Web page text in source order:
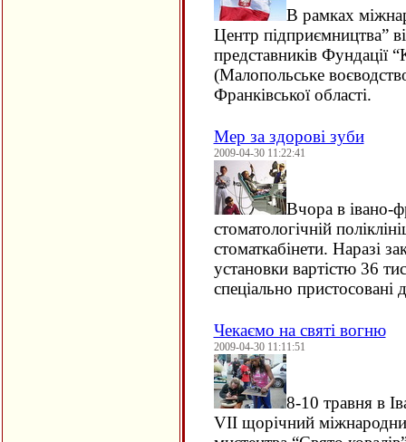
В рамках
Центр підприємництва”
представників Фундації
(Малопольське
Франківської області.
Мер за здорові зуби
2009-04-30 11:22:41
Вчора в івано-
стоматологічній
стоматкабінети. Наразі
установки вартістю 36
спеціально пристосовані
Чекаємо на святі вогню
2009-04-30 11:11:51
8-10 травня в
VIIщорічний